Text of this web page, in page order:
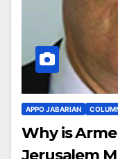
APPO JABARIAN
Why is
Jerusalem Mute on